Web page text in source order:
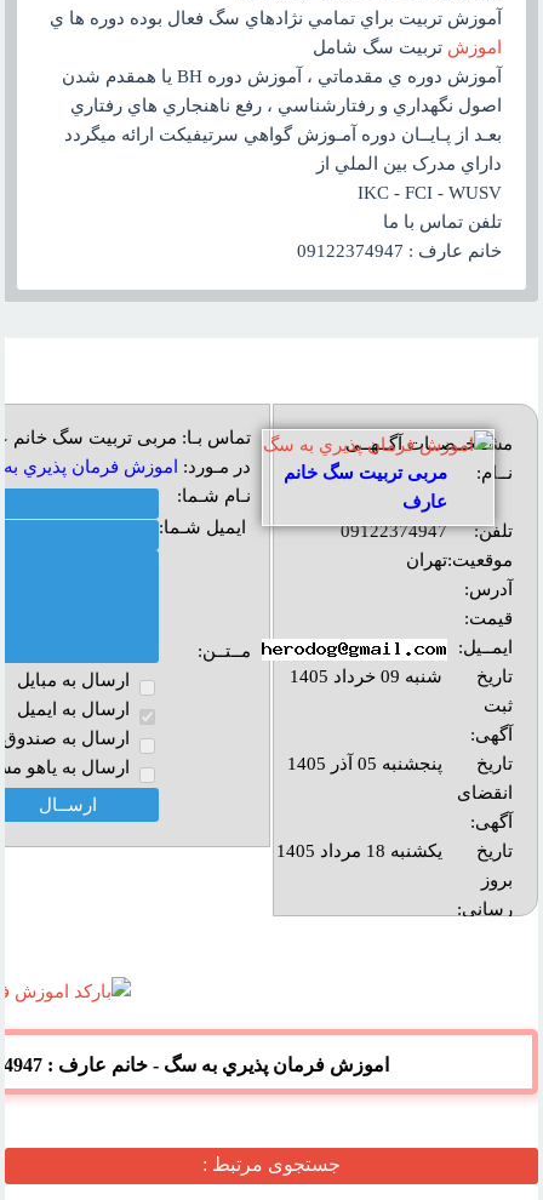
آموزش تربيت براي تمامي نژادهاي سگ فعال بوده دوره ها ي
اموزش تربيت سگ شامل
آموزش دوره ي مقدماتي ، آموزش دوره BH يا همقدم شدن
اصول نگهداري و رفتارشناسي ، رفع ناهنجاري هاي رفتاري
بعـد از پـايــان دوره آمـوزش گواهي سرتيفيکت ارائه ميگردد
داراي مدرک بين الملي از
IKC - FCI - WUSV
تلفن تماس با ما
خانم عارف : 09122374947
مشــخــصــات آگــهــی
نــام:
مربی تربیت سگ خانم
عارف
تلفن:
09122374947
موقعیت:تهران
آدرس:
قیمت:
ایمــیل:
تاریخ
ثبت
آگهی:
شنبه 09 خرداد 1405
تاریخ
انقضای
آگهی:
پنجشنبه 05 آذر 1405
تاريخ
بروز
رساني:
یکشنبه 18 مرداد 1405
وب :‌
تماس بـا: مربی تربیت سگ خانم
در مـورد:
اموزش فرمان پذيري
نـام شـما:
ایمیل شـما:
مــتــن:
ارسال به مبايل
ارسال به ايميل
ارسال به صندوق
ارسال به ياهو
اموزش فرمان پذيري به سگ - خانم عارف : 09122374947
جستجوی مرتبط :